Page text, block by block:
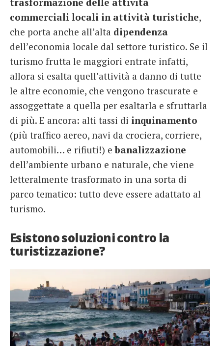
commerciali locali in attività turistiche,
che porta anche all’alta dipendenza
dell’economia locale dal settore turistico. Se il
turismo frutta le maggiori entrate infatti,
allora si esalta quell’attività a danno di tutte
le altre economie, che vengono trascurate e
assoggettate a quella per esaltarla e sfruttarla
di più. E ancora: alti tassi di inquinamento
(più traffico aereo, navi da crociera, corriere,
automobili… e rifiuti!) ebanalizzazione
dell’ambiente urbano e naturale, che viene
letteralmente trasformato in una sorta di
parco tematico: tutto deve essere adattato al
turismo.
Esistono soluzioni contro la
turistizzazione?